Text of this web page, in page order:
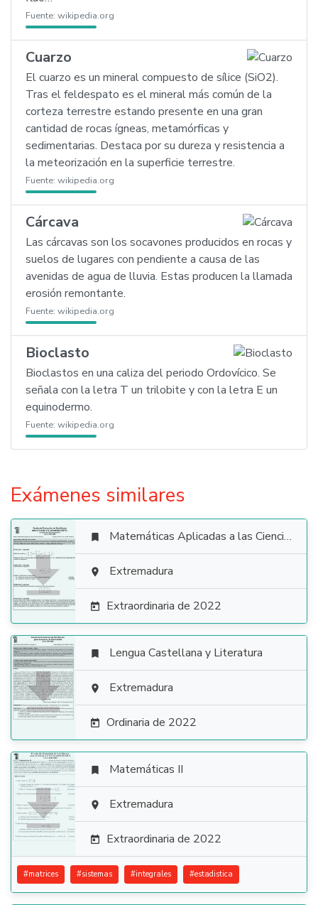
Fuente: wikipedia.org
Cuarzo
El cuarzo es un mineral compuesto de sílice (SiO2).
Tras el feldespato es el mineral más común de la
corteza terrestre estando presente en una gran
cantidad de rocas ígneas, metamórficas y
sedimentarias. Destaca por su dureza y resistencia a
la meteorización en la superficie terrestre.
Fuente: wikipedia.org
Cárcava
Las cárcavas son los socavones producidos en rocas y
suelos de lugares con pendiente a causa de las
avenidas de agua de lluvia. Estas producen la llamada
erosión remontante.
Fuente: wikipedia.org
Bioclasto
Bioclastos en una caliza del periodo Ordovícico. Se
señala con la letra T un trilobite y con la letra E un
equinodermo.
Fuente: wikipedia.org
Exámenes similares

 Matemáticas Aplicadas a las Ciencias Sociales
 Extremadura
 Extraordinaria de 2022

 Lengua Castellana y Literatura
 Extremadura
 Ordinaria de 2022

 Matemáticas II
 Extremadura
 Extraordinaria de 2022
#matrices #sistemas #integrales #estadistica